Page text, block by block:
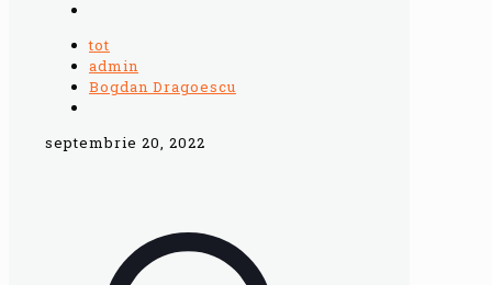
tot
admin
Bogdan Dragoescu
septembrie 20, 2022